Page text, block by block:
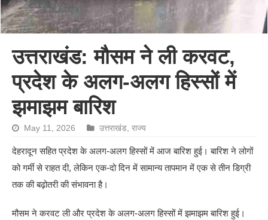
उत्तराखंड: मौसम ने ली करवट,
प्रदेश के अलग-अलग हिस्सों में
झमाझम बारिश
May 11, 2026 उत्तराखंड ,राज्य
देहरादून सहित प्रदेश के अलग-अलग हिस्सों में आज बारिश हुई। बारिश ने लोगों
को गर्मी से राहत दी, लेकिन एक-दो दिन में सामान्य तापमान में एक से तीन डिग्री
तक की बढ़ोतरी की संभावना है।
मौसम ने करवट ली और प्रदेश के अलग-अलग हिस्सों में झमाझम बारिश हुई।